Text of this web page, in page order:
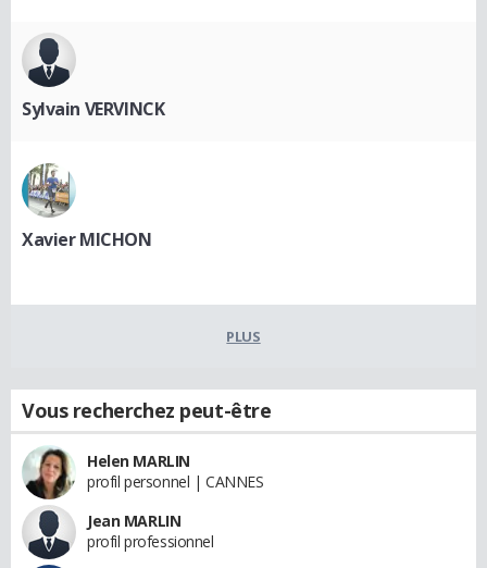
Sylvain VERVINCK
Xavier MICHON
PLUS
Vous recherchez peut-être
Helen MARLIN
profil personnel | CANNES
Jean MARLIN
profil professionnel